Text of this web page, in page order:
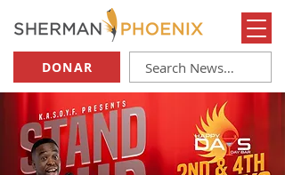
DONAR